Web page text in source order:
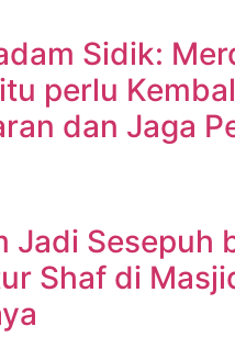
Sidik:
perlu
dan Jaga
Jadi Sesepuh
Shaf di